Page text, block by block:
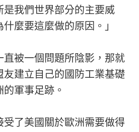
是我們世界部分的主要威
麼要這麼做的原因。」
直被一個問題所陰影，那就
友建立自己的國防工業基礎
軍事足跡。
受了美國關於歐洲需要做得